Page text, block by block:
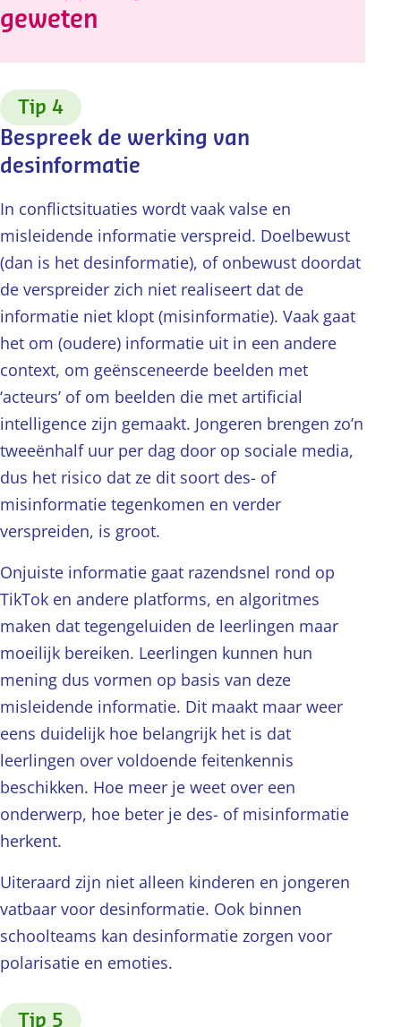
geweten
Tip 4
Bespreek de werking van
desinformatie
In conflictsituaties wordt vaak valse en
misleidende informatie verspreid. Doelbewust
(dan is het desinformatie), of onbewust doordat
de verspreider zich niet realiseert dat de
informatie niet klopt (misinformatie). Vaak gaat
het om (oudere) informatie uit in een andere
context, om geënsceneerde beelden met
‘acteurs’ of om beelden die met artificial
intelligence zijn gemaakt. Jongeren brengen zo’n
tweeënhalf uur per dag door op sociale media,
dus het risico dat ze dit soort des- of
misinformatie tegenkomen en verder
verspreiden, is groot.
Onjuiste informatie gaat razendsnel rond op
TikTok en andere platforms, en algoritmes
maken dat tegengeluiden de leerlingen maar
moeilijk bereiken. Leerlingen kunnen hun
mening dus vormen op basis van deze
misleidende informatie. Dit maakt maar weer
eens duidelijk hoe belangrijk het is dat
leerlingen over voldoende feitenkennis
beschikken. Hoe meer je weet over een
onderwerp, hoe beter je des- of misinformatie
herkent.
Uiteraard zijn niet alleen kinderen en jongeren
vatbaar voor desinformatie. Ook binnen
schoolteams kan desinformatie zorgen voor
polarisatie en emoties.
Tip 5